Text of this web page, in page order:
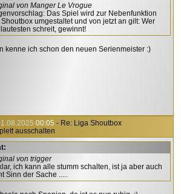
von Manger Le Vrogue
Das Spiel wird zur Nebenfunktion
umgestaltet und von jetzt an gilt: Wer
schreit, gewinnt!
kenne ich schon den neuen Serienmeister :)
00:05 - Re: Liga Shoutbox
ausschalten
von trigger
ich kann alle stumm schalten, ist ja aber auch
Sinn der Sache .....